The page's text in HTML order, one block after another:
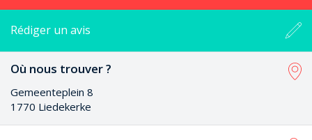
Rédiger un avis
Où nous trouver ?
Gemeenteplein 8
1770 Liedekerke